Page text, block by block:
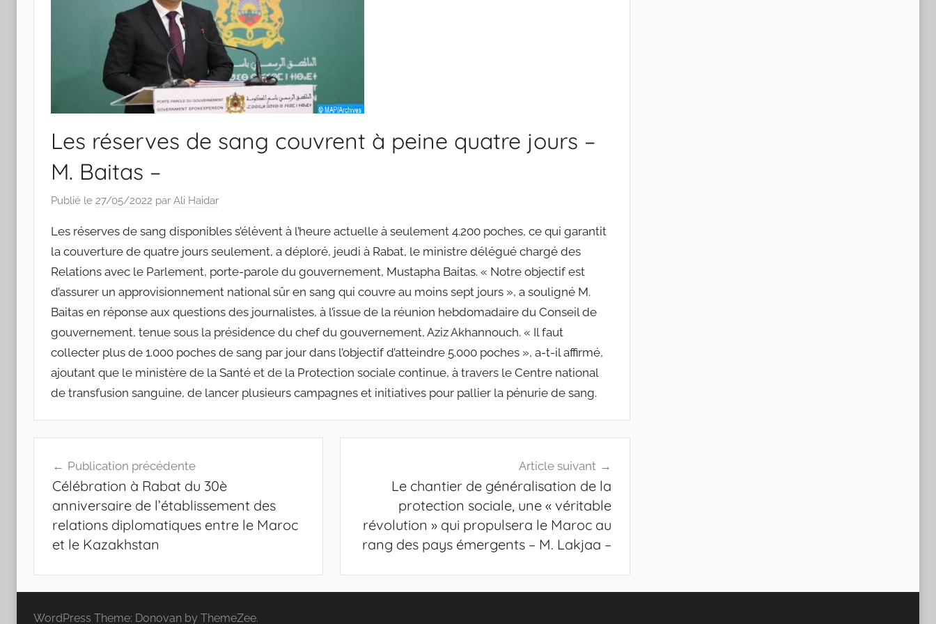
Les réserves de sang couvrent à peine quatre jours –
M. Baitas –
Publié le 27/05/2022 par Ali Haidar
Les réserves de sang disponibles s’élèvent à l’heure actuelle à seulement 4.200 poches, ce qui garantit
la couverture de quatre jours seulement, a déploré, jeudi à Rabat, le ministre délégué chargé des
Relations avec le Parlement, porte-parole du gouvernement, Mustapha Baitas. « Notre objectif est
d’assurer un approvisionnement national sûr en sang qui couvre au moins sept jours », a souligné M.
Baitas en réponse aux questions des journalistes, à l’issue de la réunion hebdomadaire du Conseil de
gouvernement, tenue sous la présidence du chef du gouvernement, Aziz Akhannouch. « Il faut
collecter plus de 1.000 poches de sang par jour dans l’objectif d’atteindre 5.000 poches », a-t-il affirmé,
ajoutant que le ministère de la Santé et de la Protection sociale continue, à travers le Centre national
de transfusion sanguine, de lancer plusieurs campagnes et initiatives pour pallier la pénurie de sang.
de
l’article
Publication précédente
Célébration à Rabat du 30è
anniversaire de l’établissement des
relations diplomatiques entre le Maroc
et le Kazakhstan
Article suivant
Le chantier de généralisation de la
protection sociale, une « véritable
révolution » qui propulsera le Maroc au
rang des pays émergents – M. Lakjaa –
WordPress Theme: Donovan by ThemeZee.